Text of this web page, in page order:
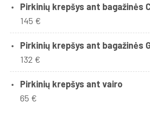
Pirkinių krepšys ant bagažinės
145 €
Pirkinių krepšys ant bagažinės
132 €
Pirkinių krepšys ant vairo
65 €